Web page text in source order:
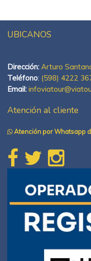
UBICANOS
Dirección: Arturo
Teléfono: (598) 4222
Email:
Atención al cliente
Atención por Whatsapp